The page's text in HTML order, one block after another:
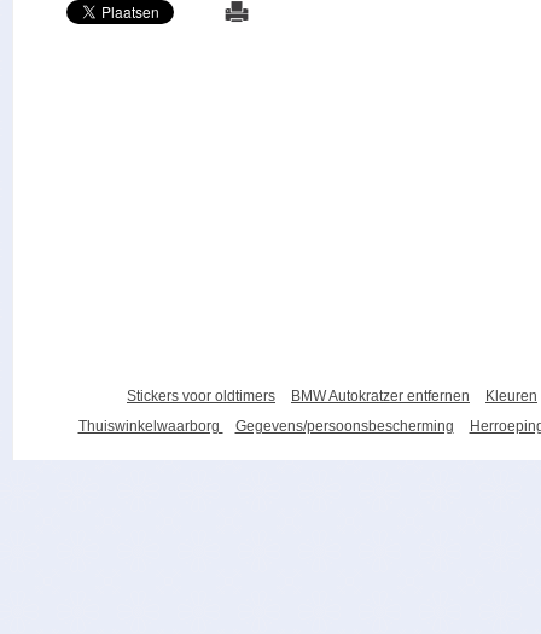
Stickers voor oldtimers BMW Autokratzer entfernen
Kleuren
Thuiswinkelwaarborg
Gegevens/persoonsbescherming